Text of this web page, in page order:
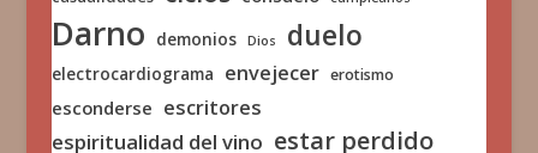
Darno demonios Dios duelo
electrocardiograma envejecer erotismo
esconderse escritores
espiritualidad del vino estar perdido